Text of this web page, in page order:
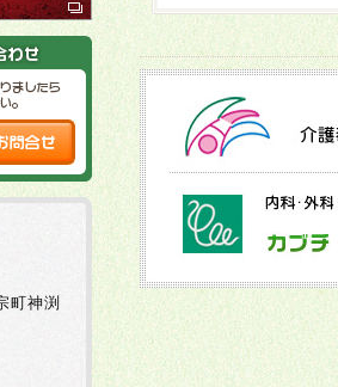
2025年07月08日
2025年06月19日
2025年06月17日
町神渕